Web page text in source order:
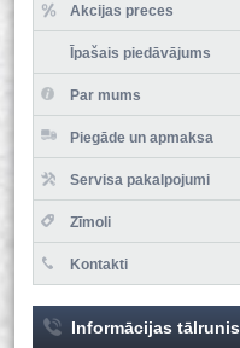
Akcijas preces
Īpašais piedāvājums
Par mums
Piegāde un apmaksa
Servisa pakalpojumi
Zīmoli
Kontakti
Informācijas tālrunis